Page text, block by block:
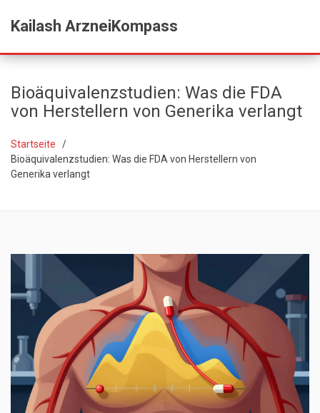
Kailash ArzneiKompass
Bioäquivalenzstudien: Was die FDA
von Herstellern von Generika verlangt
Startseite
Bioäquivalenzstudien: Was die FDA von Herstellern von
Generika verlangt